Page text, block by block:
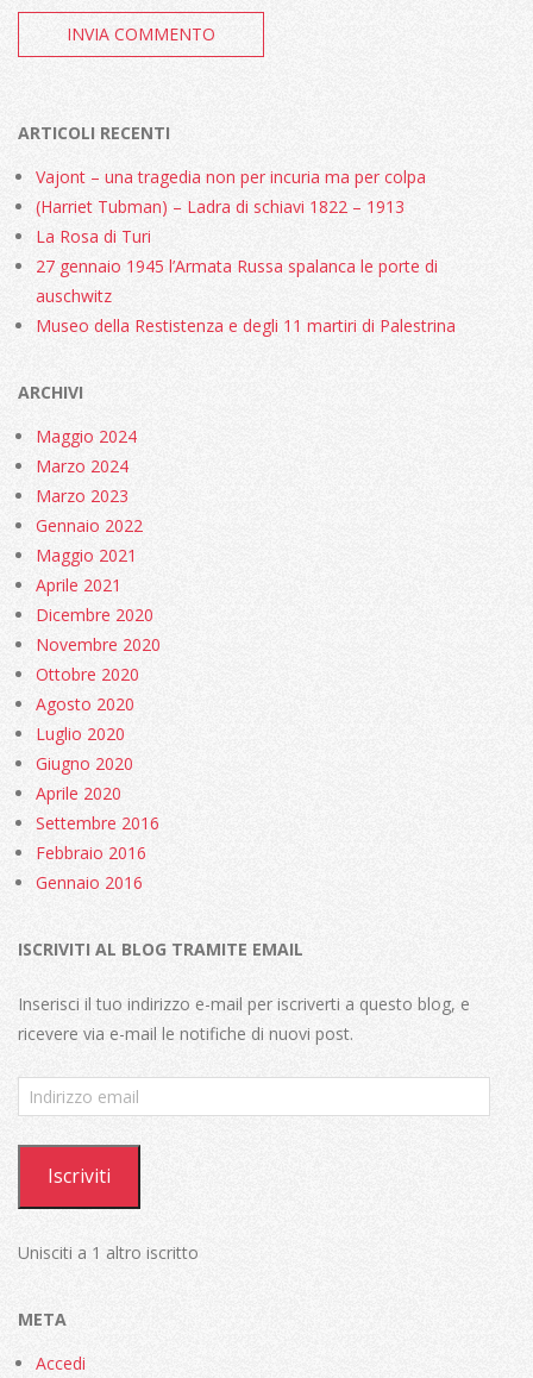
ARTICOLI RECENTI
Vajont – una tragedia non per incuria ma per colpa
(Harriet Tubman) – Ladra di schiavi 1822 – 1913
La Rosa di Turi
27 gennaio 1945 l’Armata Russa spalanca le porte di
auschwitz
Museo della Restistenza e degli 11 martiri di Palestrina
ARCHIVI
Maggio 2024
Marzo 2024
Marzo 2023
Gennaio 2022
Maggio 2021
Aprile 2021
Dicembre 2020
Novembre 2020
Ottobre 2020
Agosto 2020
Luglio 2020
Giugno 2020
Aprile 2020
Settembre 2016
Febbraio 2016
Gennaio 2016
ISCRIVITI AL BLOG TRAMITE EMAIL
Inserisci il tuo indirizzo e-mail per iscriverti a questo blog, e
ricevere via e-mail le notifiche di nuovi post.
Indirizzo
email
Iscriviti
Unisciti a 1 altro iscritto
META
Accedi